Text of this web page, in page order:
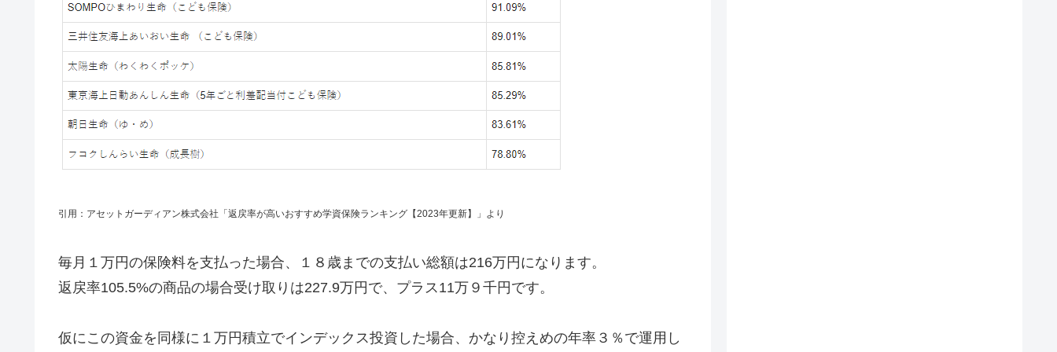
引用：アセットガーディアン株式会社「返戻率が高いおすすめ学資保険ランキング【2023年更新】」より
毎月１万円の保険料を支払った場合、１８歳までの支払い総額は216万円になります。
返戻率105.5%の商品の場合受け取りは227.9万円で、プラス11万９千円です。
仮にこの資金を同様に１万円積立でインデックス投資した場合、かなり控えめの年率３％で運用し